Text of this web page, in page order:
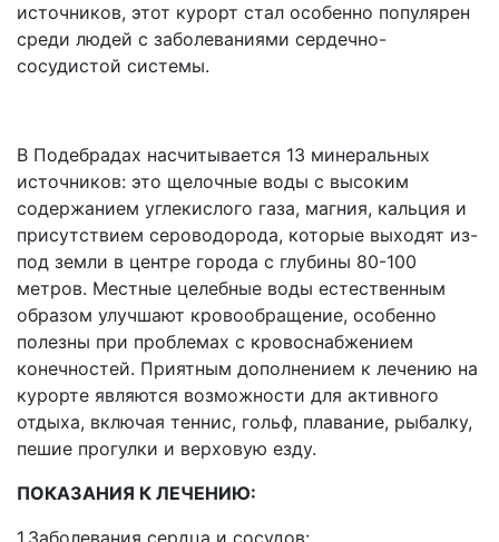
источников, этот курорт стал особенно популярен
среди людей с заболеваниями сердечно-
сосудистой системы.
В Подебрадах насчитывается 13 минеральных
источников: это щелочные воды с высоким
содержанием углекислого газа, магния, кальция и
присутствием сероводорода, которые выходят из-
под земли в центре города с глубины 80-100
метров. Местные целебные воды естественным
образом улучшают кровообращение, особенно
полезны при проблемах с кровоснабжением
конечностей. Приятным дополнением к лечению на
курорте являются возможности для активного
отдыха, включая теннис, гольф, плавание, рыбалку,
пешие прогулки и верховую езду.
ПОКАЗАНИЯ К ЛЕЧЕНИЮ: